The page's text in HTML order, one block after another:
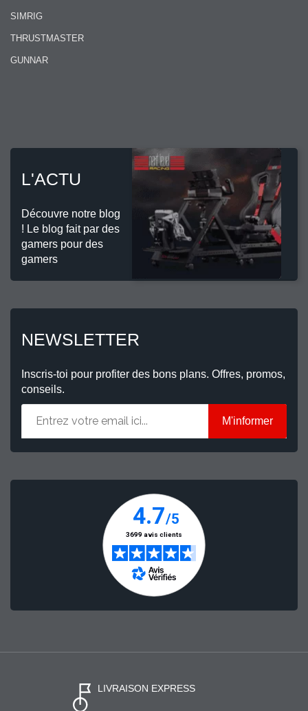
SIMRIG
THRUSTMASTER
GUNNAR
L'ACTU
Découvre notre blog
! Le blog fait par des
gamers pour des
gamers
NEWSLETTER
Inscris-toi pour profiter des bons plans. Offres, promos,
conseils.
M'informer
LIVRAISON EXPRESS